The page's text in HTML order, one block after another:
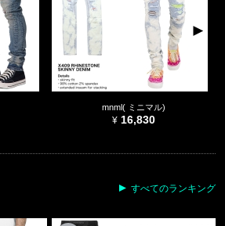
mnml( ミニマル)
16,830
すべてのランキング